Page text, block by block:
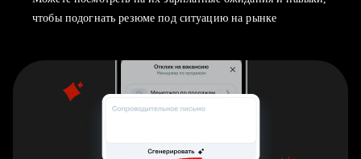
чтобы подогнать резюме под ситуацию на рынке